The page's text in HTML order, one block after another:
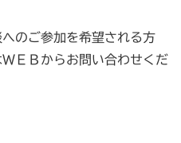
のご参加を希望される方
ＥＢからお問い合わせくだ